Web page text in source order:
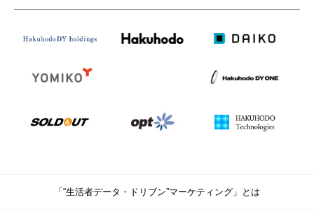
「“生活者データ・ドリブン”マーケティング」とは